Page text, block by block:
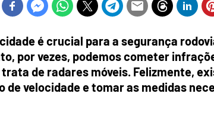
é crucial para a segurança
por vezes, podemos cometer
de radares móveis. Felizmente,
de velocidade e tomar as medidas